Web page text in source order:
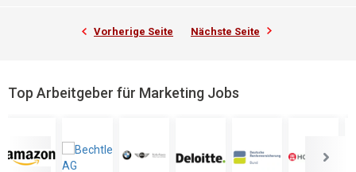
Vorherige Seite Nächste Seite
Top Arbeitgeber für Marketing Jobs